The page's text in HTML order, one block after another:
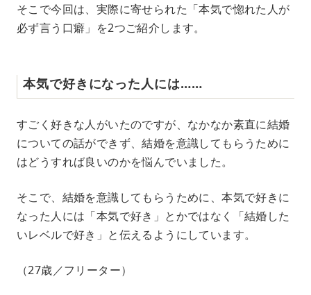
そこで今回は、実際に寄せられた「本気で惚れた人が
必ず言う口癖」を2つご紹介します。
本気で好きになった人には……
すごく好きな人がいたのですが、なかなか素直に結婚
についての話ができず、結婚を意識してもらうために
はどうすれば良いのかを悩んでいました。
そこで、結婚を意識してもらうために、本気で好きに
なった人には「本気で好き」とかではなく「結婚した
いレベルで好き」と伝えるようにしています。
（27歳／フリーター）